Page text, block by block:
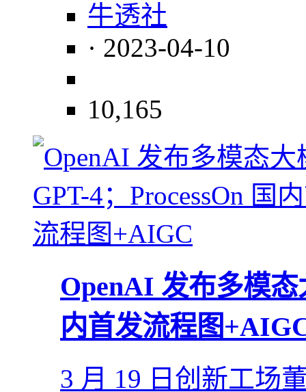
牛透社
· 2023-04-10
10,165
OpenAI 发布多模态
内首发流程图
3 月 19 日创新工场